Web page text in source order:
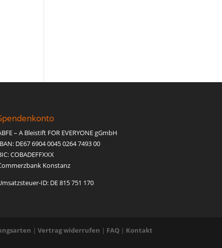
– A Bleistift FOR EVERYONE gGmbH
DE67 6904 0045 0264 7493 00
COBADEFFXXX
Konstanz
ID: DE 815 751 170
|Vertrag widerrufen | FAQ | Kontakt